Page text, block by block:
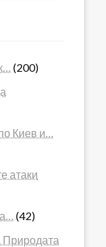
(200)
Киев и…
атаки
(42)
Природата